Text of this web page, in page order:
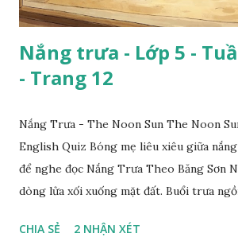
Nắng trưa - Lớp 5 -
- Trang 12
Nắng Trưa - The Noon Sun The Noon
English Quiz Bóng mẹ liêu xiêu giữa
để nghe đọc Nắng Trưa Theo Băng Sơn
dòng lửa xối xuống mặt đất. Buổi trưa
CHIA SẺ 2 NHẬN XÉT